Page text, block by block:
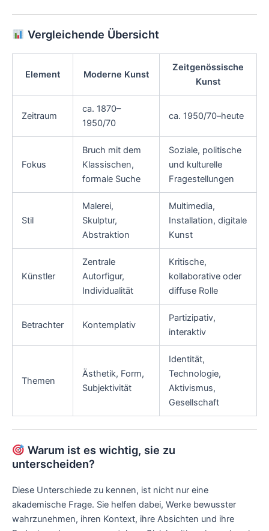
Vergleichende Übersicht
Element Moderne Kunst
Zeitgenössische
Kunst
Zeitraum
ca. 1870–
1950/70
ca. 1950/70–heute
Fokus
Bruch mit dem
Klassischen,
formale Suche
Soziale, politische
und kulturelle
Fragestellungen
Stil
Malerei,
Skulptur,
Abstraktion
Multimedia,
Installation, digitale
Kunst
Künstler
Zentrale
Autorfigur,
Individualität
Kritische,
kollaborative oder
diffuse Rolle
Betrachter Kontemplativ
Partizipativ,
interaktiv
Themen
Ästhetik, Form,
Subjektivität
Identität,
Technologie,
Aktivismus,
Gesellschaft
Warum ist es wichtig, sie zu
unterscheiden?
Diese Unterschiede zu kennen, ist nicht nur eine
akademische Frage. Sie helfen dabei, Werke bewusster
wahrzunehmen, ihren Kontext, ihre Absichten und ihre